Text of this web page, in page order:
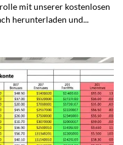
mit unserer kostenlosen
herunterladen und...